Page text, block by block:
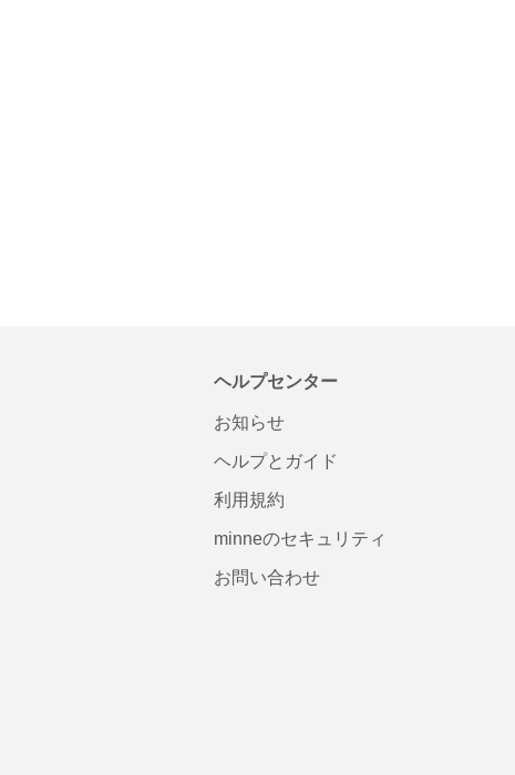
ヘルプセンター
お知らせ
ヘルプとガイド
利用規約
minneのセキュリティ
お問い合わせ